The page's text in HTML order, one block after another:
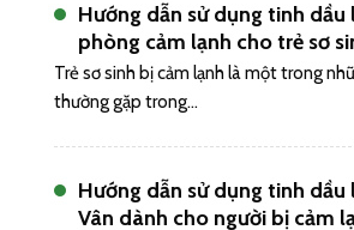
Hướng dẫn sử dụng tinh dầu
phòng cảm lạnh cho trẻ sơ
Trẻ sơ sinh bị cảm lạnh là một trong
thường gặp trong...
Hướng dẫn sử dụng tinh
Vân dành cho người bị cảm